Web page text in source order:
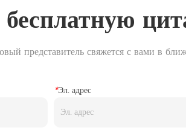
представитель свяжется с вами в
*Эл. адрес